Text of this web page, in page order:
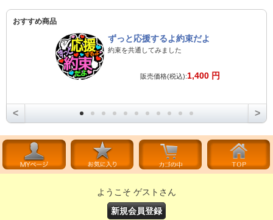
おすすめ商品
ずっと応援するよ約束だよ
約束を共通してみました
販売価格(税込):1,400 円
< >
ようこそ ゲストさん
新規会員登録